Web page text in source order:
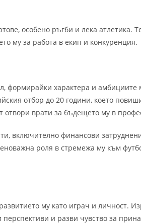
особено ръгби и лека атлетика.
му за работа в екип и конкуренция.
формирайки характера и амбициите
отбор до 20 години, което
врати за бъдещето му в
включително финансови
роля в стремежа му към
му като играч и личност.
и разви чувство за